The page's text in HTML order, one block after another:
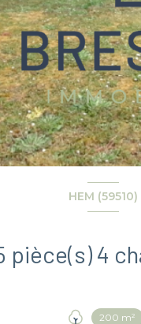
HEM (59510)
200 m²